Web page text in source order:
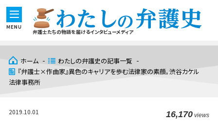
弁護士たちの物語を届けるインタビューメディア
ホーム
わたしの弁護史の記事一覧
『弁護士×作曲家』異色のキャリアを歩む法律家の素顔。渋谷カケル
法律事務所
2019.10.01 16,170 views